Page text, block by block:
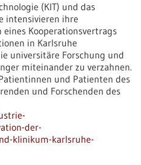
(KIT) und das
intensivieren ihre
Kooperationsvertrags
in Karlsruhe
universitäre Forschung und
miteinander zu verzahnen.
und Patienten des
und Forschenden des
der-
klinikum-karlsruhe-